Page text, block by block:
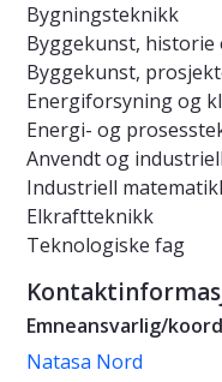
Bygningsteknikk
Byggekunst,
Byggekunst,
Energiforsyning og
Energi- og
Anvendt og
Industriell
Elkraftteknikk
Teknologiske fag
Emneansvarlig/
Natasa Nord